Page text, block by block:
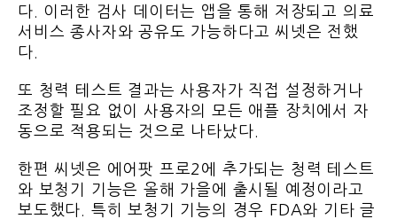
다. 이러한 검사 데이터는 앱을 통해 저장되고 의료
서비스 종사자와 공유도 가능하다고 씨넷은 전했
다.
또 청력 테스트 결과는 사용자가 직접 설정하거나
조정할 필요 없이 사용자의 모든 애플 장치에서 자
동으로 적용되는 것으로 나타났다.
한편 씨넷은 에어팟 프로2에 추가되는 청력 테스트
와 보청기 기능은 올해 가을에 출시될 예정이라고
보도했다. 특히 보청기 기능의 경우 FDA와 기타 글